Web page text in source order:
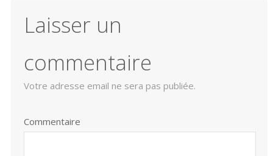
Laisser un
commentaire
Votre adresse email ne sera pas publiée.
Commentaire